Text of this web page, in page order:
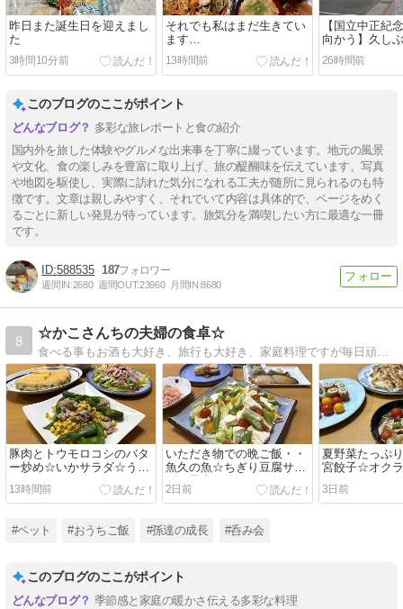
昨日また誕生日を迎えまし
た
3時間10分前
それでも私はまだ生きてい
ます…
13時間前
【国立中正紀
向かう】久し
人5泊⑨2026/
26時間前
このブログのここがポイント
多彩な旅レポートと食の紹介
国内外を旅した体験やグルメな出来事を丁寧に綴っています。地元の風景
や文化、食の楽しみを豊富に取り上げ、旅の醍醐味を伝えています。写真
や地図を駆使し、実際に訪れた気分になれる工夫が随所に見られるのも特
徴です。文章は親しみやすく、それでいて内容は具体的で、ページをめく
るごとに新しい発見が待っています。旅気分を満喫したい方に最適な一冊
です。
588535 187
週間IN:2680 週間OUT:23960 月間IN:8680
8
☆かこさんちの夫婦の食卓☆
食べる事もお酒も大好き、旅行も大好き、家庭料理ですが毎日頑張っています。
豚肉とトウモロコシのバタ
ー炒め☆いかサラダ☆うれ
しいいただき物
13時間前
いただき物での晩ご飯・・
魚久の魚☆ちぎり豆腐サラ
ダ☆子犬の件
2日前
夏野菜たっぷ
宮餃子☆オク
3日前
#ペット #おうちご飯 #孫達の成長 #呑み会
このブログのここがポイント
季節感と家庭の暖かさ伝える多彩な料理